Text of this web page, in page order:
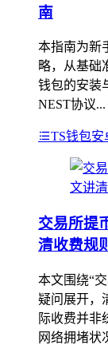
南
本指南为新
略，从基础
钱包的安装
NEST协议...
TS钱包安
交易所提
清收费规
本文围绕“
疑问展开，
际收费并非
网络拥堵状